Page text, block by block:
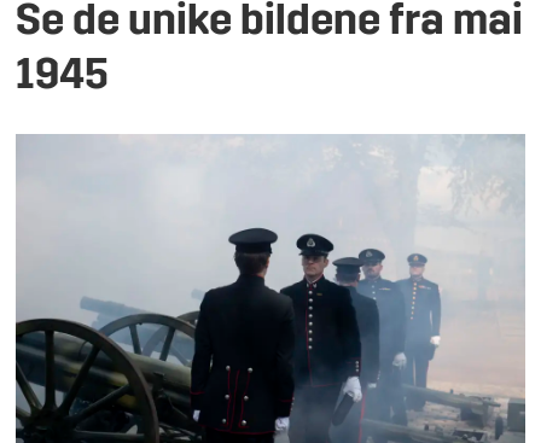
Se de unike bildene fra mai
1945